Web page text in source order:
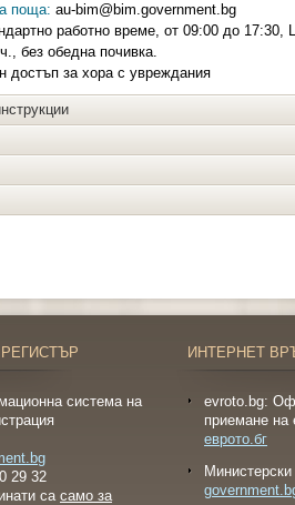
поща: au-bim@bim.government.bg
работно време, от 09:00 до
без обедна почивка.
достъп за хора с увреждания
система на
29 32
са само за
ИНТЕРНЕТ
evroto.bg:
приемане на
еврото.бг